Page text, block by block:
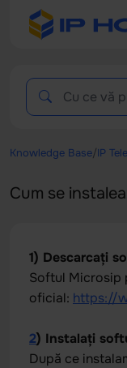
Knowledge Base/IP
Cum se
1) Descarcați
Softul Microsip
oficial: https://
2) Instalați
După ce